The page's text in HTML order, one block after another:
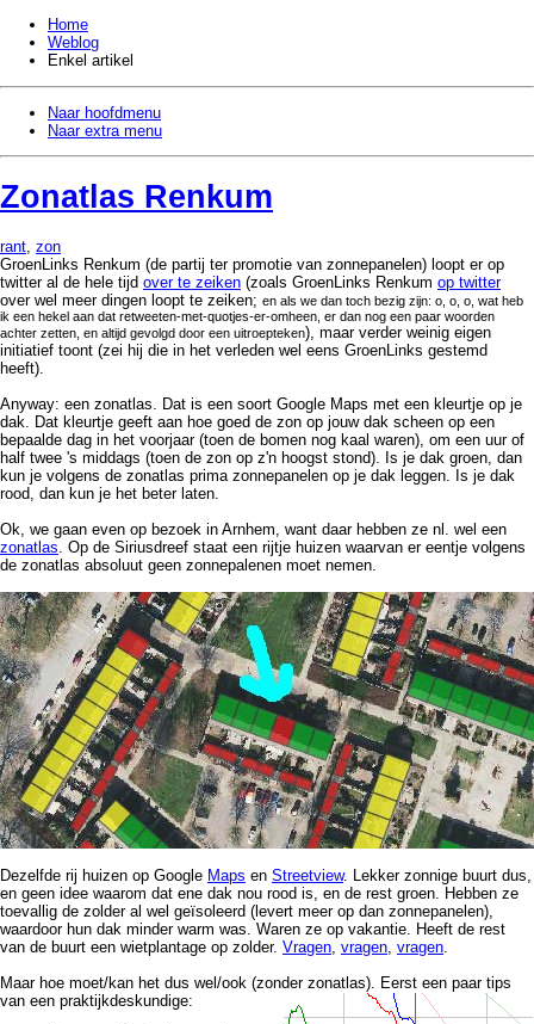
Home
Weblog
Enkel artikel
Naar hoofdmenu
Naar extra menu
Zonatlas Renkum
rant, zon
GroenLinks Renkum (de partij ter promotie van zonnepanelen) loopt er op
twitter al de hele tijd over te zeiken (zoals GroenLinks Renkum op twitter
over wel meer dingen loopt te zeiken; en als we dan toch bezig zijn: o, o, o, wat heb
ik een hekel aan dat retweeten-met-quotjes-er-omheen, er dan nog een paar woorden
achter zetten, en altijd gevolgd door een uitroepteken), maar verder weinig eigen
initiatief toont (zei hij die in het verleden wel eens GroenLinks gestemd
heeft).
Anyway: een zonatlas. Dat is een soort Google Maps met een kleurtje op je
dak. Dat kleurtje geeft aan hoe goed de zon op jouw dak scheen op een
bepaalde dag in het voorjaar (toen de bomen nog kaal waren), om een uur of
half twee 's middags (toen de zon op z'n hoogst stond). Is je dak groen, dan
kun je volgens de zonatlas prima zonnepanelen op je dak leggen. Is je dak
rood, dan kun je het beter laten.
Ok, we gaan even op bezoek in Arnhem, want daar hebben ze nl. wel een
zonatlas. Op de Siriusdreef staat een rijtje huizen waarvan er eentje volgens
de zonatlas absoluut geen zonnepalenen moet nemen.
Dezelfde rij huizen op Google Maps en Streetview. Lekker zonnige buurt dus,
en geen idee waarom dat ene dak nou rood is, en de rest groen. Hebben ze
toevallig de zolder al wel geïsoleerd (levert meer op dan zonnepanelen),
waardoor hun dak minder warm was. Waren ze op vakantie. Heeft de rest
van de buurt een wietplantage op zolder. Vragen, vragen, vragen.
Maar hoe moet/kan het dus wel/ook (zonder zonatlas). Eerst een paar tips
van een praktijkdeskundige: